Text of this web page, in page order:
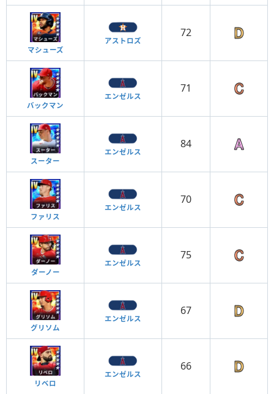
マシューズ
アストロズ
72
バックマン
エンゼルス
71
スーター
エンゼルス
84
ファリス
エンゼルス
70
ダーノー
エンゼルス
75
グリソム
エンゼルス
67
リベロ
エンゼルス
66